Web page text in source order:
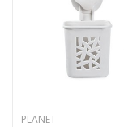
PLANET